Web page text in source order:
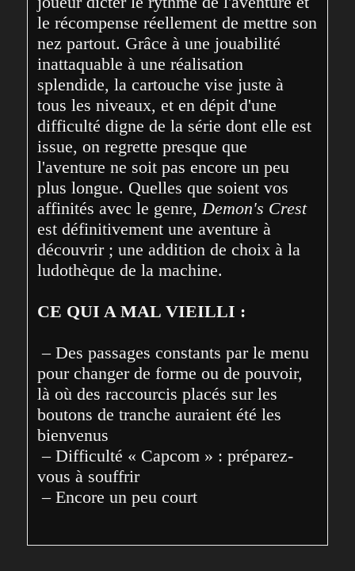
le récompense réellement de mettre son
nez partout. Grâce à une jouabilité
inattaquable à une réalisation
splendide, la cartouche vise juste à
tous les niveaux, et en dépit d'une
difficulté digne de la série dont elle est
issue, on regrette presque que
l'aventure ne soit pas encore un peu
plus longue. Quelles que soient vos
affinités avec le genre, Demon's Crest
est définitivement une aventure à
découvrir ; une addition de choix à la
ludothèque de la machine.
CE QUI A MAL VIEILLI :
– Des passages constants par le menu
pour changer de forme ou de pouvoir,
là où des raccourcis placés sur les
boutons de tranche auraient été les
bienvenus
– Difficulté « Capcom » : préparez-
vous à souffrir
– Encore un peu court